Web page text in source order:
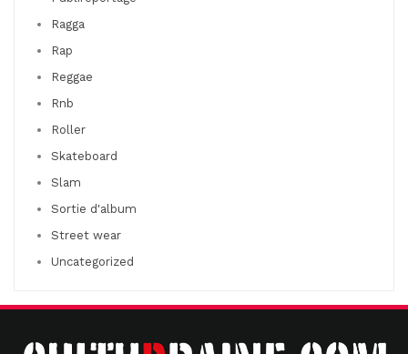
Ragga
Rap
Reggae
Rnb
Roller
Skateboard
Slam
Sortie d'album
Street wear
Uncategorized